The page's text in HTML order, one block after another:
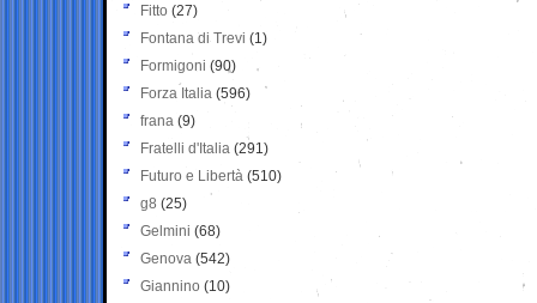
Fitto (27)
Fontana di Trevi (1)
Formigoni (90)
Forza Italia (596)
frana (9)
Fratelli d'Italia (291)
Futuro e Libertà (510)
g8 (25)
Gelmini (68)
Genova (542)
Giannino (10)